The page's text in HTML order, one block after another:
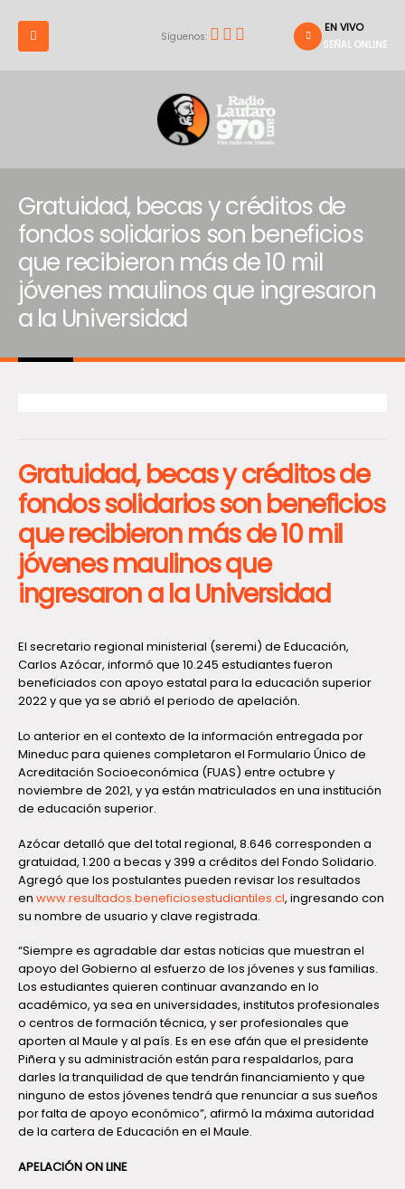
Síguenos:
EN VIVO
SEÑAL ONLINE
Gratuidad, becas y créditos de
fondos solidarios son beneficios
que recibieron más de 10 mil
jóvenes maulinos que ingresaron
a la Universidad
Gratuidad, becas y créditos de
fondos solidarios son beneficios
que recibieron más de 10 mil
jóvenes maulinos que
ingresaron a la Universidad
El secretario regional ministerial (seremi) de Educación,
Carlos Azócar, informó que 10.245 estudiantes fueron
beneficiados con apoyo estatal para la educación superior
2022 y que ya se abrió el periodo de apelación.
Lo anterior en el contexto de la información entregada por
Mineduc para quienes completaron el Formulario Único de
Acreditación Socioeconómica (FUAS) entre octubre y
noviembre de 2021, y ya están matriculados en una institución
de educación superior.
Azócar detalló que del total regional, 8.646 corresponden a
gratuidad, 1.200 a becas y 399 a créditos del Fondo Solidario.
Agregó que los postulantes pueden revisar los resultados
en www.resultados.beneficiosestudiantiles.cl, ingresando con
su nombre de usuario y clave registrada.
“Siempre es agradable dar estas noticias que muestran el
apoyo del Gobierno al esfuerzo de los jóvenes y sus familias.
Los estudiantes quieren continuar avanzando en lo
académico, ya sea en universidades, institutos profesionales
o centros de formación técnica, y ser profesionales que
aporten al Maule y al país. Es en ese afán que el presidente
Piñera y su administración están para respaldarlos, para
darles la tranquilidad de que tendrán financiamiento y que
ninguno de estos jóvenes tendrá que renunciar a sus sueños
por falta de apoyo económico”, afirmó la máxima autoridad
de la cartera de Educación en el Maule.
APELACIÓN ON LINE